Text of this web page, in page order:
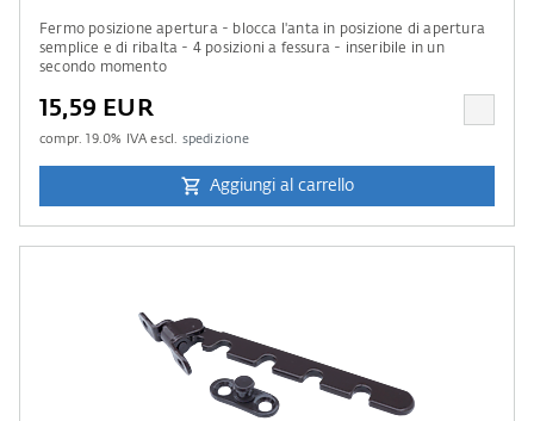
Fermo posizione apertura - blocca l'anta in posizione di apertura
semplice e di ribalta - 4 posizioni a fessura - inseribile in un
secondo momento
15,59 EUR
compr.19.0% IVA escl. spedizione
Aggiungi al carrello